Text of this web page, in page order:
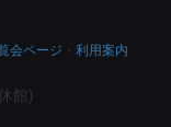
会ページ ・ 利用案内
館)